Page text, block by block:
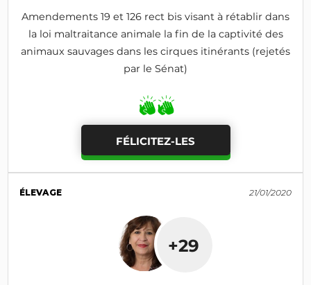
Amendements 19 et 126 rect bis visant à rétablir dans
la loi maltraitance animale la fin de la captivité des
animaux sauvages dans les cirques itinérants (rejetés
par le Sénat)
FÉLICITEZ-LES
ÉLEVAGE 21/01/2020
+29